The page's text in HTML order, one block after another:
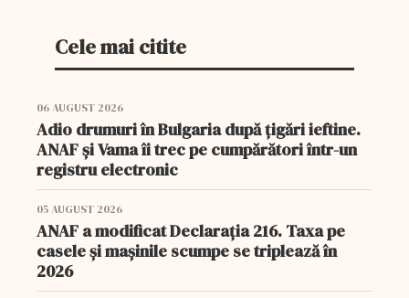
Cele mai citite
06 AUGUST 2026
Adio drumuri în Bulgaria după țigări ieftine.
ANAF și Vama îi trec pe cumpărători într-un
registru electronic
05 AUGUST 2026
ANAF a modificat Declarația 216. Taxa pe
casele și mașinile scumpe se triplează în
2026